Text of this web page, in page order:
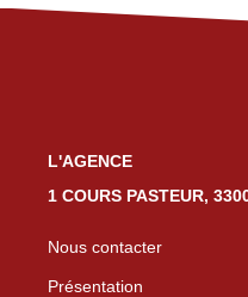
L'AGENCE
1 COURS PASTEUR,
Nous contacter
Présentation